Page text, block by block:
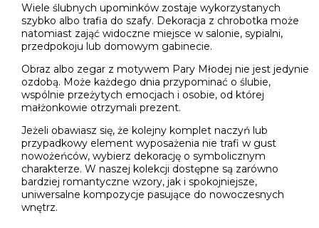
Wiele ślubnych upominków zostaje wykorzystanych
szybko albo trafia do szafy. Dekoracja z chrobotka może
natomiast zająć widoczne miejsce w salonie, sypialni,
przedpokoju lub domowym gabinecie.
Obraz albo zegar z motywem Pary Młodej nie jest jedynie
ozdobą. Może każdego dnia przypominać o ślubie,
wspólnie przeżytych emocjach i osobie, od której
małżonkowie otrzymali prezent.
Jeżeli obawiasz się, że kolejny komplet naczyń lub
przypadkowy element wyposażenia nie trafi w gust
nowożeńców, wybierz dekorację o symbolicznym
charakterze. W naszej kolekcji dostępne są zarówno
bardziej romantyczne wzory, jak i spokojniejsze,
uniwersalne kompozycje pasujące do nowoczesnych
wnętrz.